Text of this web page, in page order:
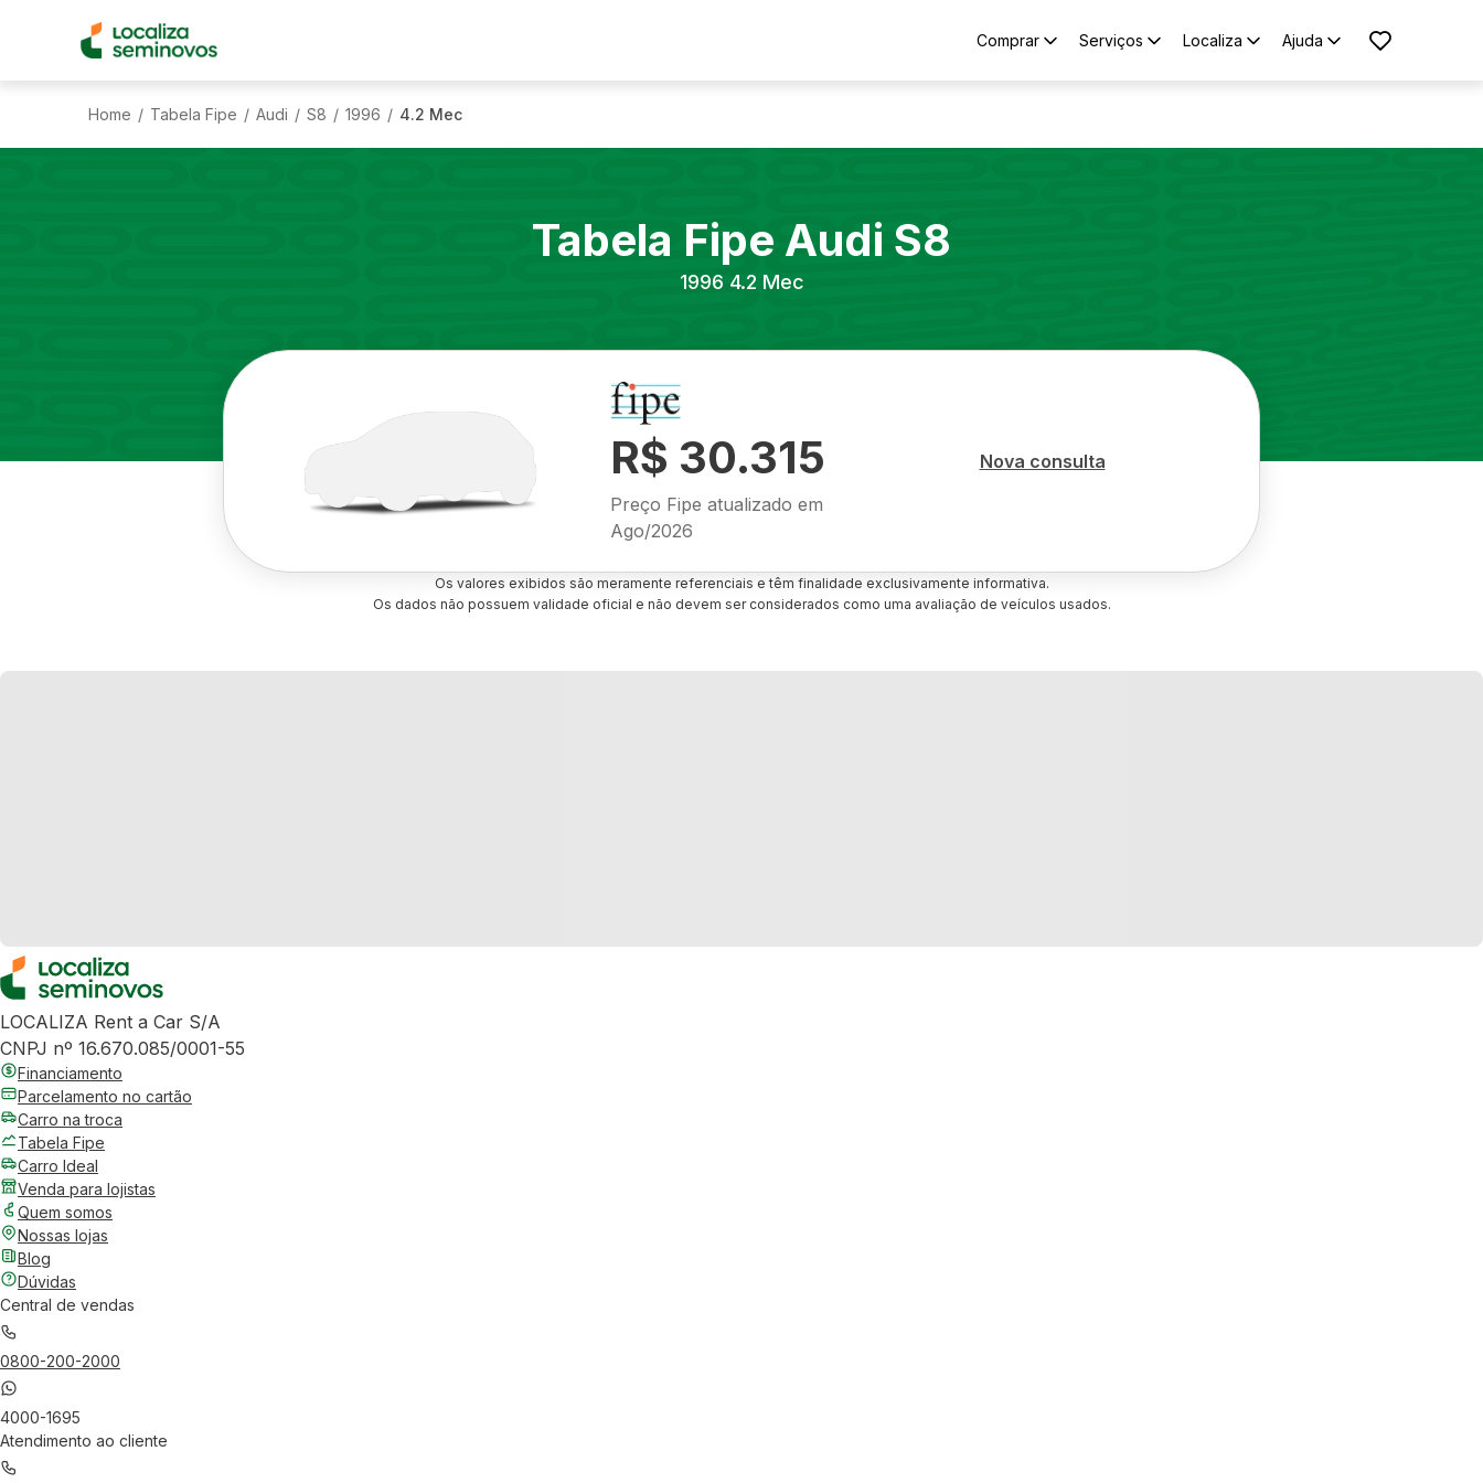
Comprar Serviços Localiza Ajuda
Home / Tabela Fipe / Audi / S8 / 1996 / 4.2 Mec
Tabela Fipe Audi S8
1996 4.2 Mec
R$ 30.315
Preço Fipe atualizado em
Ago/2026
Nova consulta
Os valores exibidos são meramente referenciais e têm finalidade exclusivamente informativa.
Os dados não possuem validade oficial e não devem ser considerados como uma avaliação de veículos usados.
LOCALIZA Rent a Car S/A
CNPJ nº 16.670.085/0001-55
Financiamento
Parcelamento no cartão
Carro na troca
Tabela Fipe
Carro Ideal
Venda para lojistas
Quem somos
Nossas lojas
Blog
Dúvidas
Central de vendas
0800-200-2000
4000-1695
Atendimento ao cliente